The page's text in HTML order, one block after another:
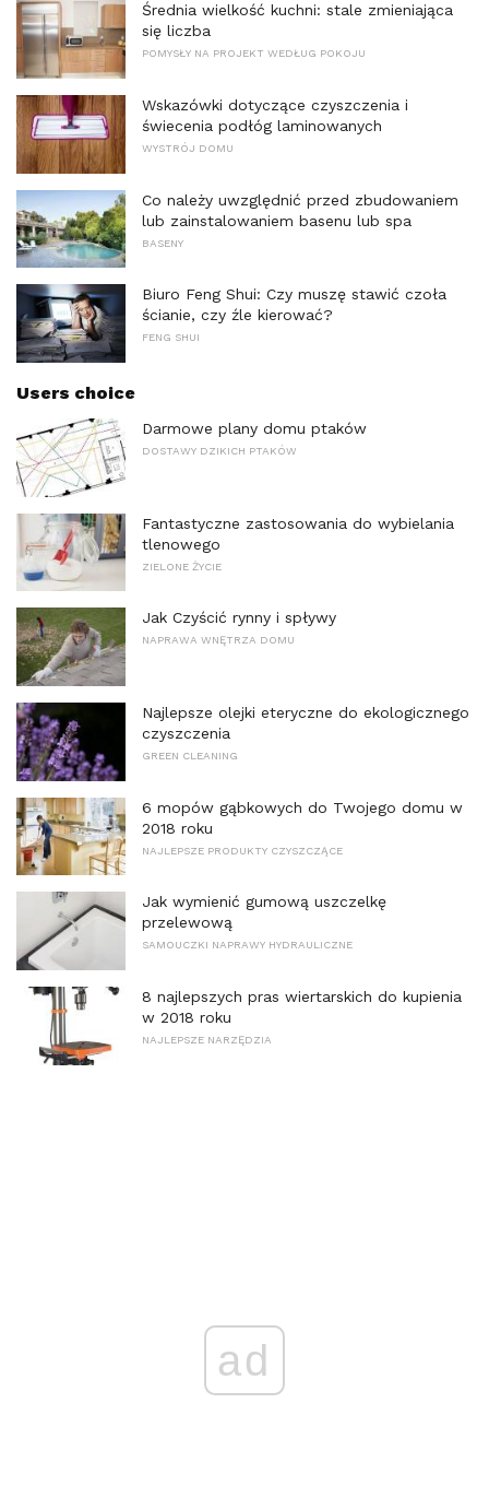
Średnia wielkość kuchni: stale zmieniająca
się liczba
POMYSŁY NA PROJEKT WEDŁUG POKOJU
Wskazówki dotyczące czyszczenia i
świecenia podłóg laminowanych
WYSTRÓJ DOMU
Co należy uwzględnić przed zbudowaniem
lub zainstalowaniem basenu lub spa
BASENY
Biuro Feng Shui: Czy muszę stawić czoła
ścianie, czy źle kierować?
FENG SHUI
Users choice
Darmowe plany domu ptaków
DOSTAWY DZIKICH PTAKÓW
Fantastyczne zastosowania do wybielania
tlenowego
ZIELONE ŻYCIE
Jak Czyścić rynny i spływy
NAPRAWA WNĘTRZA DOMU
Najlepsze olejki eteryczne do ekologicznego
czyszczenia
GREEN CLEANING
6 mopów gąbkowych do Twojego domu w
2018 roku
NAJLEPSZE PRODUKTY CZYSZCZĄCE
Jak wymienić gumową uszczelkę
przelewową
SAMOUCZKI NAPRAWY HYDRAULICZNE
8 najlepszych pras wiertarskich do kupienia
w 2018 roku
NAJLEPSZE NARZĘDZIA
ad